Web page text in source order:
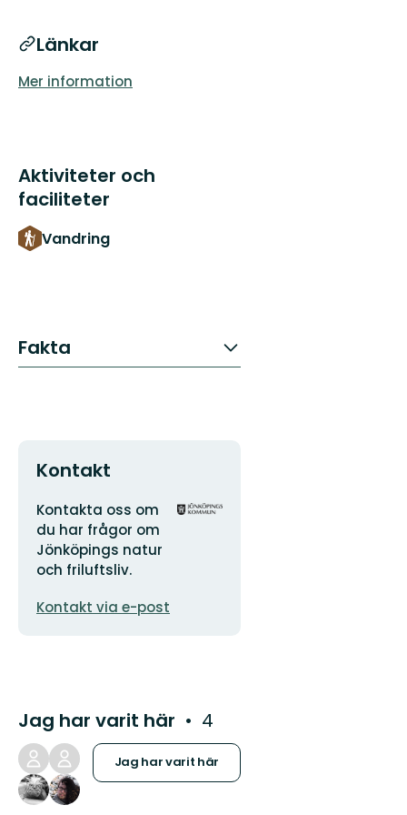
Länkar
Mer information
Aktiviteter och
faciliteter
Vandring
Fakta
Kontakt
Adress
Kontakta oss om
du har frågor om
Jönköpings natur
och friluftsliv.
postadress
Kontakt via e-post
Organisationens
Jag har varit här 4
Jag har varit här